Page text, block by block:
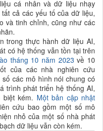
cá nhân và dữ liệu nhạy
cả các yếu tố của dữ liệu,
và tinh chỉnh, cũng như các
trong thực hành dữ liệu AI,
có hệ thống vẫn tồn tại trên
tháng 10 năm 2023 về 10
của các nhà nghiên cứu
các mô hình nói chung có
trình phát triển hệ thống AI,
kém. Một bản cập nhật
cứu bao gồm một số mô
nhỏ của một số nhà phát
dữ liệu vẫn còn kém.